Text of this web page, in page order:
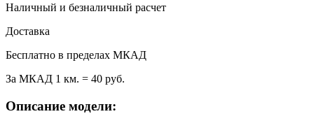
Наличный и безналичный расчет
Доставка
Бесплатно в пределах МКАД
За МКАД 1 км. = 40 руб.
Описание модели: